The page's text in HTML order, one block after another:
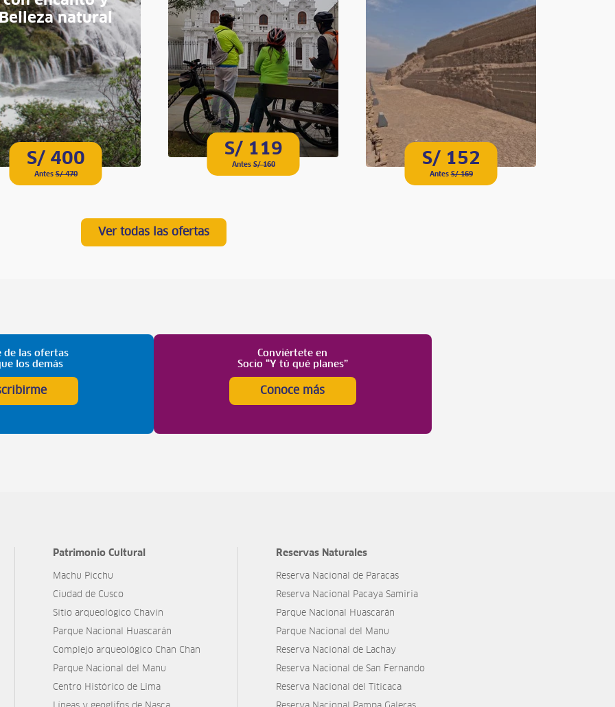
natural
S/ 400
AntesS/ 470
S/ 119
AntesS/ 160 S/ 152
AntesS/ 169
Ver todas las ofertas
de las ofertas
los demás
Conviértete en
Socio “Y tú qué planes”
Conoce más
Patrimonio Cultural
Machu Picchu
Ciudad de Cusco
Sitio arqueológico Chavín
Parque Nacional Huascarán
Complejo arqueológico Chan Chan
Parque Nacional del Manu
Centro Histórico de Lima
Reservas Naturales
Reserva Nacional de Paracas
Reserva Nacional Pacaya Samiria
Parque Nacional Huascarán
Parque Nacional del Manu
Reserva Nacional de Lachay
Reserva Nacional de San Fernando
Reserva Nacional del Titicaca